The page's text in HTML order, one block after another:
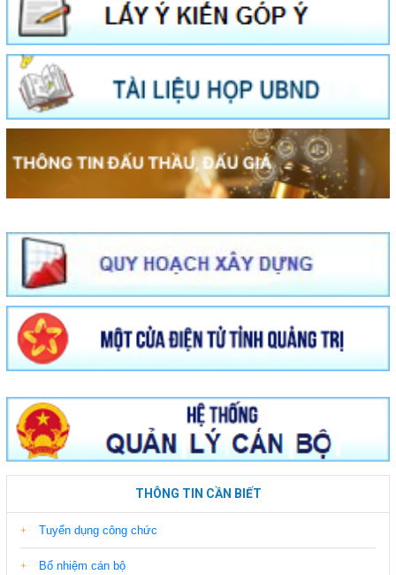
THÔNG TIN CẦN BIẾT
Tuyển dụng công chức
Bổ nhiệm cán bộ